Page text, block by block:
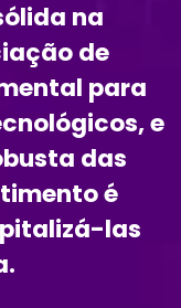
na
de
para
e
das
é
las